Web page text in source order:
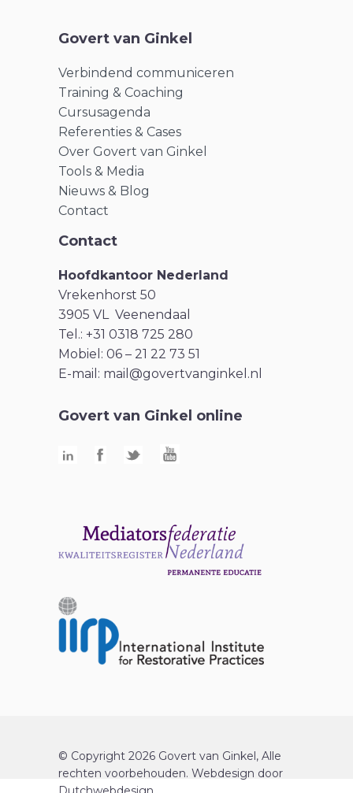
Govert van Ginkel
Verbindend communiceren
Training & Coaching
Cursusagenda
Referenties & Cases
Over Govert van Ginkel
Tools & Media
Nieuws & Blog
Contact
Contact
Hoofdkantoor Nederland
Vrekenhorst 50
3905 VL Veenendaal
Tel.: +31 0318 725 280
Mobiel: 06 – 21 22 73 51
E-mail: mail@govertvanginkel.nl
Govert van Ginkel online
© Copyright 2026 Govert van Ginkel, Alle
rechten voorbehouden. Webdesign door